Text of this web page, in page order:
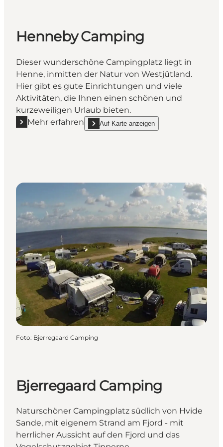
Henneby Camping
Dieser wunderschöne Campingplatz liegt in
Henne, inmitten der Natur von Westjütland.
Hier gibt es gute Einrichtungen und viele
Aktivitäten, die Ihnen einen schönen und
kurzeweiligen Urlaub bieten.
Mehr erfahren
Mehr erfahren "Henneby Camping"
Auf Karte anzeigen
show Henneby Camping on_map
Foto: Bjerregaard Camping
Bjerregaard Camping
Naturschöner Campingplatz südlich von Hvide
Sande, mit eigenem Strand am Fjord - mit
herrlicher Aussicht auf den Fjord und das